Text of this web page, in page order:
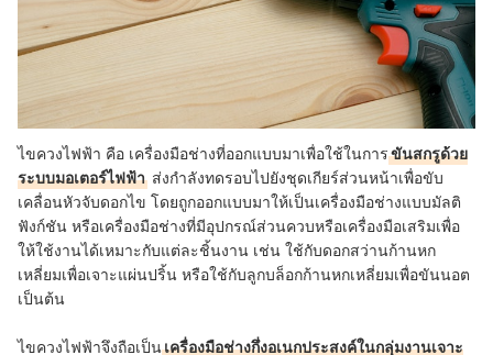
ไขควงไฟฟ้า คือ เครื่องมือช่างที่ออกแบบมาเพื่อใช้ในการขันสกรูด้วย
ระบบมอเตอร์ไฟฟ้า ส่งกำลังทดรอบไปยังชุดเกียร์ส่วนหน้าเพื่อขับ
เคลื่อนหัวจับดอกไข โดยถูกออกแบบมาให้เป็นเครื่องมือช่างแบบมัลติ
ฟังก์ชัน หรือเครื่องมือช่างที่มีอุปกรณ์ส่วนควบหรือเครื่องมือเสริมเพื่อ
ให้ใช้งานได้เหมาะกับแต่ละชิ้นงาน เช่น ใช้กับดอกสว่านก้านหก
เหลี่ยมเพื่อเจาะแผ่นปริ้น หรือใช้กับลูกบล็อกก้านหกเหลี่ยมเพื่อขันนอต
เป็นต้น
ไขควงไฟฟ้าจึงถือเป็นเครื่องมือช่างกึ่งอเนกประสงค์ในกลุ่มงานเจาะ